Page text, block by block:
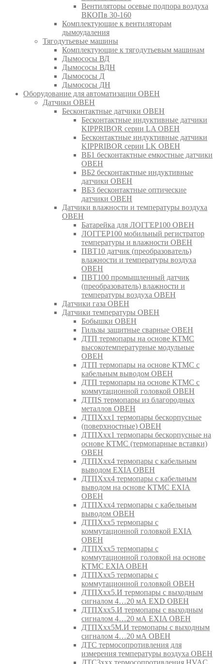
Вентиляторы осевые подпора воздуха
ВКОПв 30-160
Комплектующие к вентиляторам
дымоудаления
Тягодутьевые машины
Комплектующие к тягодутьевым машинам
Дымососы ВД
Дымососы ВДН
Дымососы Д
Дымососы ДН
Оборудование для автоматизации ОВЕН
Датчики ОВЕН
Бесконтактные датчики ОВЕН
Бесконтактные индуктивные датчики
KIPPRIBOR серии LA ОВЕН
Бесконтактные индуктивные датчики
KIPPRIBOR серии LK ОВЕН
ВБ1 бесконтактные емкостные датчики
ОВЕН
ВБ2 бесконтактные индуктивные
датчики ОВЕН
ВБ3 бесконтактные оптические
датчики ОВЕН
Датчики влажности и температуры воздуха
ОВЕН
Батарейка для ЛОГГЕР100 ОВЕН
ЛОГГЕР100 мобильный регистратор
температуры и влажности ОВЕН
ПВТ10 датчик (преобразователь)
влажности и температуры воздуха
ОВЕН
ПВТ100 промышленный датчик
(преобразователь) влажности и
температуры воздуха ОВЕН
Датчики газа ОВЕН
Датчики температуры ОВЕН
Бобышки ОВЕН
Гильзы защитные сварные ОВЕН
ДТП термопары на основе КТМС
высокотемпературные модульные
ОВЕН
ДТП термопары на основе КТМС с
кабельным выводом ОВЕН
ДТП термопары на основе КТМС с
коммутационной головкой ОВЕН
ДТПS термопары из благородных
металлов ОВЕН
ДТПХхх1 термопары бескорпусные
(поверхностные) ОВЕН
ДТПХхх1 термопары бескорпусные на
основе КТМС (термопарные вставки)
ОВЕН
ДТПХхх4 термопары с кабельным
выводом EXIA ОВЕН
ДТПХхх4 термопары с кабельным
выводом на основе КТМС EXIA
ОВЕН
ДТПХхх4 термопары с кабельным
выводом ОВЕН
ДТПХхх5 термопары с
коммутационной головкой EXIA
ОВЕН
ДТПХхх5 термопары с
коммутационной головкой на основе
КТМС EXIA ОВЕН
ДТПХхх5 термопары с
коммутационной головкой ОВЕН
ДТПХхх5.И термопары с выходным
сигналом 4…20 мА EXD ОВЕН
ДТПХхх5.И термопары с выходным
сигналом 4…20 мА EXIA ОВЕН
ДТПХхх5М.И термопары с выходным
сигналом 4…20 мА ОВЕН
ДТС термосопротивления для
измерения температуры воздуха ОВЕН
ДТС3ххх термосопротивления HVAC